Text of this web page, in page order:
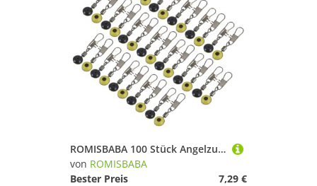
ROMISBABA 100 Stück Angelzubehör Space Bean Verbinder Mittelgroß Gelb Angelrolle Sinker Slider für Meerwasser Süßwasser Angeln Langlebig und Flexibel
von ROMISBABA
Bester Preis
7,29 €